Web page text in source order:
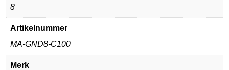
8
Artikelnummer
MA-GND8-C100
Merk